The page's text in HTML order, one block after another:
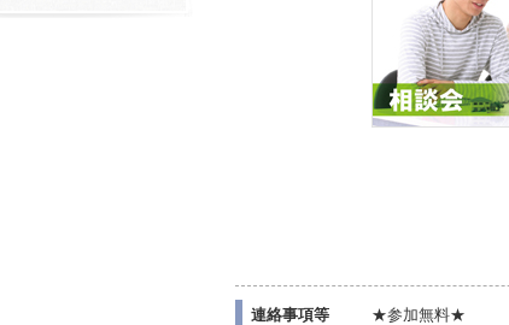
連絡事項等
★参加無料★